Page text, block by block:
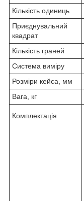
Кількість одиниць
Приєднувальний
квадрат
Кількість граней
Система виміру
Розміри кейса, мм
Вага, кг
Комплектація